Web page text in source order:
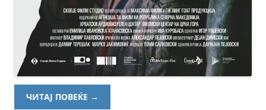
ЧИТАЈ ПОВЕЌЕ →